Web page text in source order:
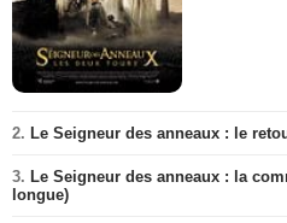
2. Le Seigneur des anneaux : le
3. Le Seigneur des anneaux : la
longue)